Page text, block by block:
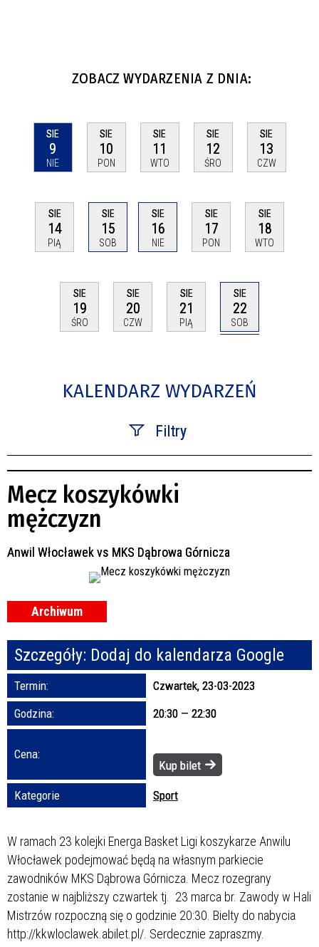
ZOBACZ WYDARZENIA Z DNIA:
SIE
9
NIE
SIE
10
PON
SIE
11
WTO
SIE
12
ŚRO
SIE
13
CZW
SIE
14
PIĄ
SIE
15
SOB
SIE
16
NIE
SIE
17
PON
SIE
18
WTO
SIE
19
ŚRO
SIE
20
CZW
SIE
21
PIĄ
SIE
22
SOB
KALENDARZ WYDARZEŃ
Filtry
Kategoria
Promowane
Mecz koszykówki
mężczyzn
Anwil Włocławek vs MKS Dąbrowa Górnicza
Archiwum
Szczegóły: Dodaj do kalendarza Google
Termin:
Czwartek, 23-03-2023
Godzina:
20:30 — 22:30
Cena:
Kup bilet
Kategorie Sport
W ramach 23 kolejki Energa Basket Ligi koszykarze Anwilu
Włocławek podejmować będą na własnym parkiecie
zawodników MKS Dąbrowa Górnicza. Mecz rozegrany
zostanie w najbliższy czwartek tj. 23 marca br. Zawody w Hali
Mistrzów rozpoczną się o godzinie 20:30. Bielty do nabycia
http://kkwloclawek.abilet.pl/. Serdecznie zapraszmy.